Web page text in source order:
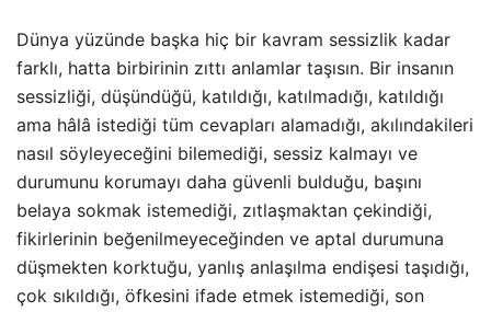
Dünya yüzünde başka hiç bir kavram sessizlik kadar
farklı, hatta birbirinin zıttı anlamlar taşısın. Bir insanın
sessizliği, düşündüğü, katıldığı, katılmadığı, katıldığı
ama hâlâ istediği tüm cevapları alamadığı, akılındakileri
nasıl söyleyeceğini bilemediği, sessiz kalmayı ve
durumunu korumayı daha güvenli bulduğu, başını
belaya sokmak istemediği, zıtlaşmaktan çekindiği,
fikirlerinin beğenilmeyeceğinden ve aptal durumuna
düşmekten korktuğu, yanlış anlaşılma endişesi taşıdığı,
çok sıkıldığı, öfkesini ifade etmek istemediği, son